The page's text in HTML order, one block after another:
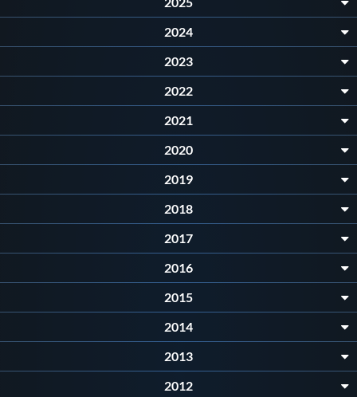
Formazione
Propaganda
Protezione Civile
2024
2023
2022
2021
2020
2019
2018
2017
2016
2015
2014
2013
2012